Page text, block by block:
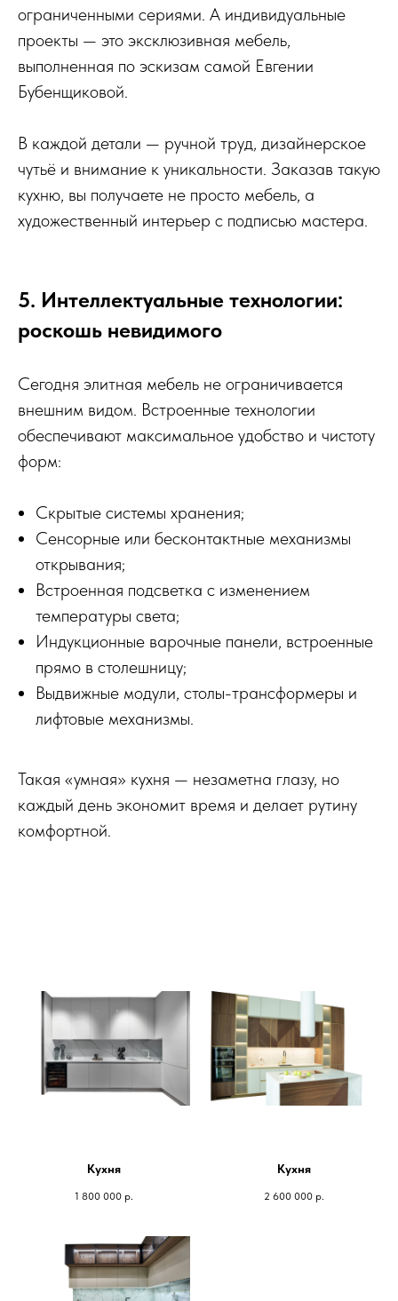
ограниченными сериями. А индивидуальные
проекты — это эксклюзивная мебель,
выполненная по эскизам самой Евгении
Бубенщиковой.
В каждой детали — ручной труд, дизайнерское
чутьё и внимание к уникальности. Заказав такую
кухню, вы получаете не просто мебель, а
художественный интерьер с подписью мастера.
5. Интеллектуальные технологии:
роскошь невидимого
Сегодня элитная мебель не ограничивается
внешним видом. Встроенные технологии
обеспечивают максимальное удобство и чистоту
форм:
Скрытые системы хранения;
Сенсорные или бесконтактные механизмы
открывания;
Встроенная подсветка с изменением
температуры света;
Индукционные варочные панели, встроенные
прямо в столешницу;
Выдвижные модули, столы-трансформеры и
лифтовые механизмы.
Такая «умная» кухня — незаметна глазу, но
каждый день экономит время и делает рутину
комфортной.
Кухня
1 800 000 р.
Кухня
2 600 000 р.